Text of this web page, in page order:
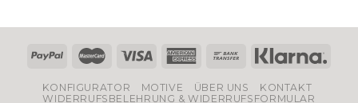
KONFIGURATOR MOTIVE ÜBER UNS
KONTAKT
WIDERRUFSBELEHRUNG & WIDERRUFSFORMULAR